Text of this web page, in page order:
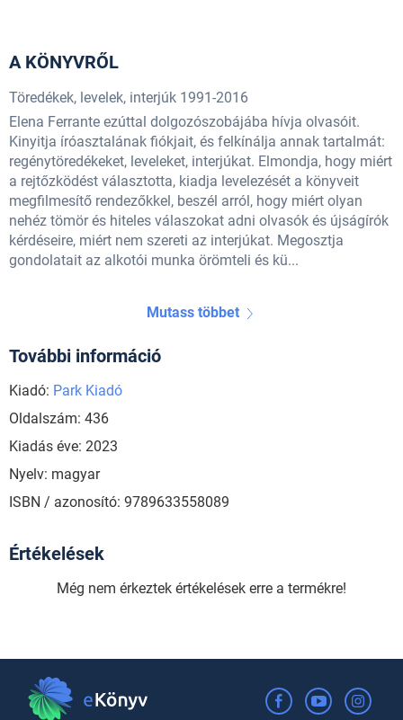
A KÖNYVRŐL
Töredékek, levelek, interjúk 1991-2016
Elena Ferrante ezúttal dolgozószobájába hívja olvasóit.
Kinyitja íróasztalának fiókjait, és felkínálja annak tartalmát:
regénytöredékeket, leveleket, interjúkat. Elmondja, hogy miért
a rejtőzködést választotta, kiadja levelezését a könyveit
megfilmesítő rendezőkkel, beszél arról, hogy miért olyan
nehéz tömör és hiteles válaszokat adni olvasók és újságírók
kérdéseire, miért nem szereti az interjúkat. Megosztja
gondolatait az alkotói munka örömteli és kü...
Mutass többet
További információ
Kiadó: Park Kiadó
Oldalszám: 436
Kiadás éve: 2023
Nyelv: magyar
ISBN / azonosító: 9789633558089
Értékelések
Még nem érkeztek értékelések erre a termékre!